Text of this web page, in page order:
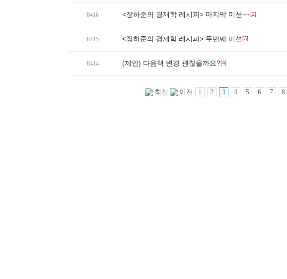
8416 <장하준의 경재학 레시피> 마지막 미션~~[2]
8415 <장하준의 경제학 레시피> 두번째 미션[3]
8414 (제안) 다음책 변경 괜찮을까요?[4]
최신 이전 1 2 3 4 5 6 7 8